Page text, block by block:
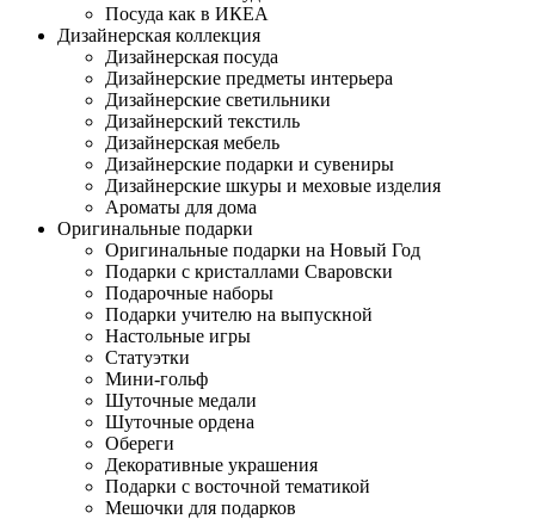
Посуда как в ИКЕА
Дизайнерская коллекция
Дизайнерская посуда
Дизайнерские предметы интерьера
Дизайнерские светильники
Дизайнерский текстиль
Дизайнерская мебель
Дизайнерские подарки и сувениры
Дизайнерские шкуры и меховые изделия
Ароматы для дома
Оригинальные подарки
Оригинальные подарки на Новый Год
Подарки с кристаллами Сваровски
Подарочные наборы
Подарки учителю на выпускной
Настольные игры
Статуэтки
Мини-гольф
Шуточные медали
Шуточные ордена
Обереги
Декоративные украшения
Подарки с восточной тематикой
Мешочки для подарков